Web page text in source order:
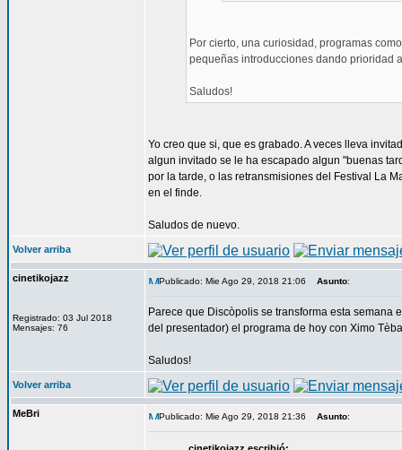
Por cierto, una curiosidad, programas
pequeñas introducciones dando prioridad
Saludos!
Yo creo que si, que es grabado. A veces lleva
algun invitado se le ha escapado algun "buenas
por la tarde, o las retransmisiones del Festival La
en el finde.
Saludos de nuevo.
Volver arriba
cinetikojazz
Registrado: 03 Jul 2018
Mensajes: 76
Publicado: Mie Ago 29, 2018 21:06 Asunto:
Parece que Discòpolis se transforma esta semana
del presentador) el programa de hoy con Ximo
Saludos!
Volver arriba
MeBri Publicado: Mie Ago 29, 2018 21:36 Asunto: